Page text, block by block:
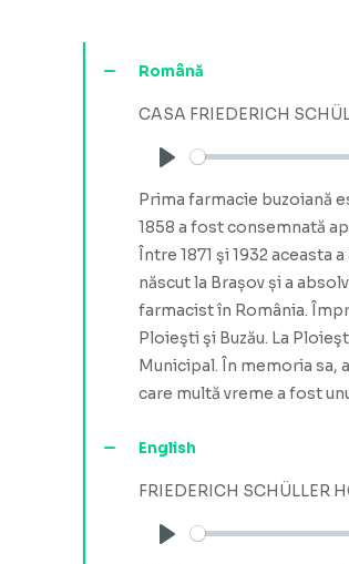
Română
CASA FRIEDERICH
Play
Prima farmacie buzoiană
1858 a fost consemnată
Între 1871 şi 1932 aceasta
născut la Brașov și a
farmacist în România.
Ploieşti şi Buzău. La
Municipal. În memoria sa,
care multă vreme a fost
English
FRIEDERICH SCHÜLLER
Play